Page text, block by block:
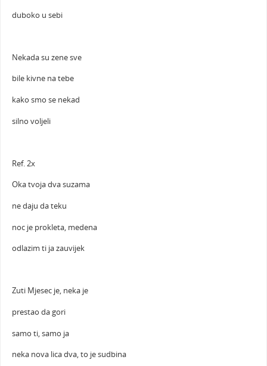
duboko u sebi
Nekada su zene sve
bile kivne na tebe
kako smo se nekad
silno voljeli
Ref. 2x
Oka tvoja dva suzama
ne daju da teku
noc je prokleta, medena
odlazim ti ja zauvijek
Zuti Mjesec je, neka je
prestao da gori
samo ti, samo ja
neka nova lica dva, to je sudbina